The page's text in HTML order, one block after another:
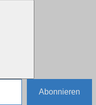
Abonnieren